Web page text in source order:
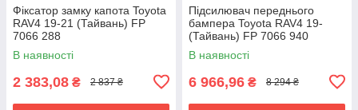
Фіксатор замку капота Toyota
RAV4 19-21 (Тайвань) FP
7066 288
В наявності
2 383,08 ₴ 2 837 ₴
Підсилювач переднього
бампера Toyota RAV4 19-
(Тайвань) FP 7066 940
В наявності
6 966,96 ₴ 8 294 ₴